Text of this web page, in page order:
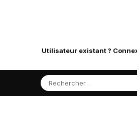
Utilisateur existant ?